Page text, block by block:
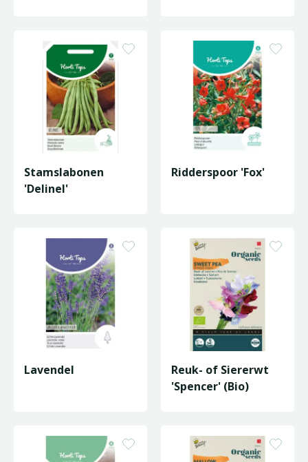
Stamslabonen
'Delinel'
Ridderspoor 'Fox'
Lavendel
Reuk- of Siererwt
'Spencer' (Bio)